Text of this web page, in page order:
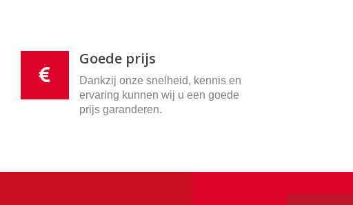
Goede prijs
Dankzij onze snelheid, kennis en
ervaring kunnen wij u een goede
prijs garanderen.